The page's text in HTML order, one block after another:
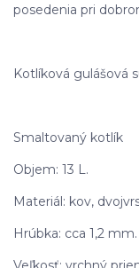
posedenia pri
Kotlíková gulášová
Smaltovaný kotlík
Objem: 13 L.
Materiál: kov,
Hrúbka: cca 1,2 mm.